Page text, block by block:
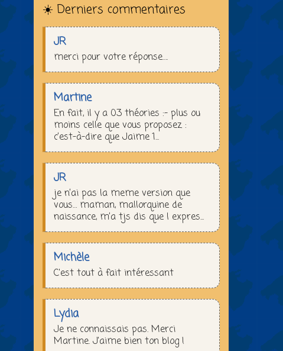
☀️ Derniers commentaires
JR
merci pour votre réponse….
Martine
En fait, il y a 03 théories :– plus ou
moins celle que vous proposez :
c’est-à-dire que Jaime 1...
JR
je n’ai pas la meme version que
vous… maman, mallorquine de
naissance, m’a tjs dis que l expres...
Michèle
C'est tout à fait intéressant
Lydia
Je ne connaissais pas. Merci
Martine. J'aime bien ton blog !